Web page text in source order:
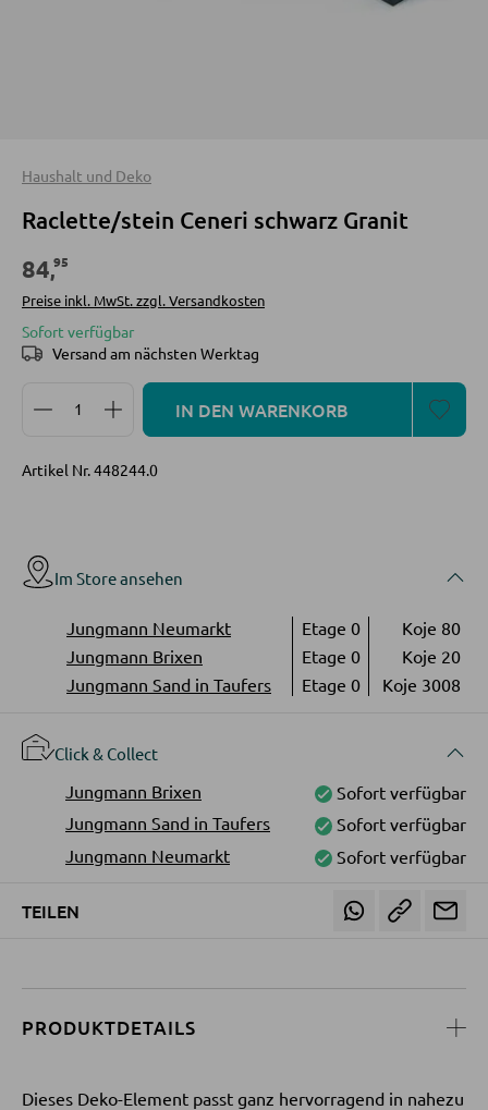
Highboards
REGALE
Wandregale
Bücherregale
Holzregale
WOHNWÄNDE
Anbauwände
Vitrinenschränke
TV-MÖBEL
TV-Elemente
WOHNZIMMERTISCHE
SESSEL
Stehlampen
Spots und Strahler
Hängeleuchten
LED BELEUCHTUNG
LED-Deckenleuchten
LED-Schreibtischleuchten
Außenleuchten
Solarleuchten
Haushalt und Deko
Raclette/stein Ceneri schwarz Granit
84,95
Preise inkl. MwSt. zzgl. Versandkosten
Sofort verfügbar
Versand am nächsten Werktag
Produkt Anzahl: Gib den gewünschten Wert ein
IN DEN WARENKORB
Artikel Nr. 448244.0
Im Store ansehen
Jungmann Neumarkt Etage 0
Koje 80
Jungmann Brixen
Etage 0
Koje 20
Jungmann Sand in Taufers
Etage 0 Koje 3008
Click & Collect
Jungmann Brixen
Sofort verfügbar
Jungmann Sand in Taufers
Sofort verfügbar
Jungmann Neumarkt
Sofort verfügbar
TEILEN
PRODUKTDETAILS
Dieses Deko-Element passt ganz hervorragend in nahezu